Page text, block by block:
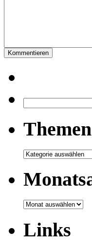
nach:
Themen
Themen
Monatsarchiv
Links